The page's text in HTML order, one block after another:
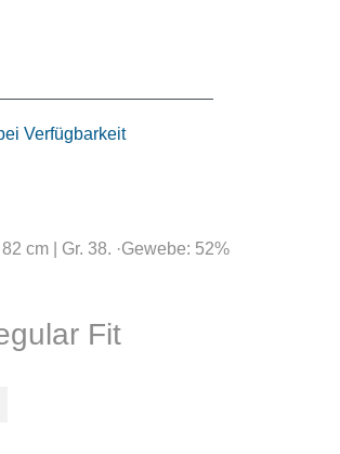
Verfügbarkeit
cm | Gr. 38. ·Gewebe: 52%
Fit